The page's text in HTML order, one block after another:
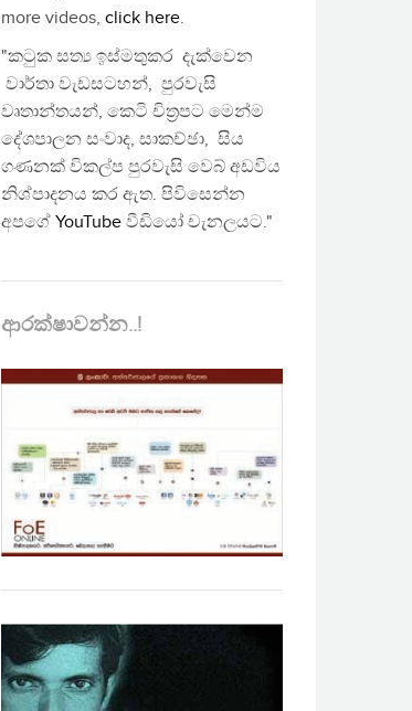
more videos, click here.
"කටුක සත්‍ය ඉස්මතුකර දැක්වෙන
වාර්තා වැඩසටහන්, පුරවැසි
වෘතාන්තයන්, කෙටි චිත්‍රපට මෙන්ම
දේශපාලන සංවාද, සාකච්ඡා, සිය
ගණනක් විකල්ප පුරවැසි වෙබ් අඩවිය
නිශ්පාදනය කර ඇත. පිවිසෙන්න
අපගේ YouTube වීඩියෝ චැනලයට."
ආරක්ෂාවන්න..!